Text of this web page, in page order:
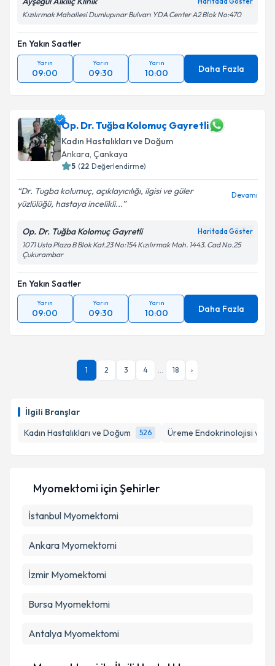
İlgili Branşlar
Kadın Hastalıkları ve Doğum
526 Üreme Endokrinolojisi ve
Kızılırmak Mahallesi Dumlupınar Bulvarı YDA Center A2 Blok No:470
En Yakın Saatler
Yarın
09:00
Yarın
09:30
Yarın
10:00 Daha Fazla
Op. Dr. Tuğba Kolomuç Gayretli
Kadın Hastalıkları ve Doğum
Ankara, Çankaya
5 (22 Değerlendirme)
Dr. Tugba kolumuç, açıklayıcılığı, ilgisi ve güler
yüzlülüğü, hastaya incelikli...
Devamı
Op. Dr. Tuğba Kolomuç Gayretli Haritada Göster
1071 Usta Plaza B Blok Kat.23 No:154 Kızılırmak Mah. 1443. Cad No.25
Çukurambar
En Yakın Saatler
Yarın
09:00
Yarın
09:30
Yarın
10:00 Daha Fazla
1 2 3 4 ... 18 ›
Myomektomi için Şehirler
İstanbul Myomektomi
Ankara Myomektomi
İzmir Myomektomi
Bursa Myomektomi
Antalya Myomektomi